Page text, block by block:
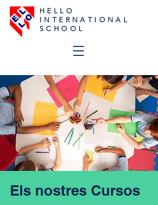
H E L L O
I N T E R N A T I O N A L
S C H O O L
Els nostres Cursos